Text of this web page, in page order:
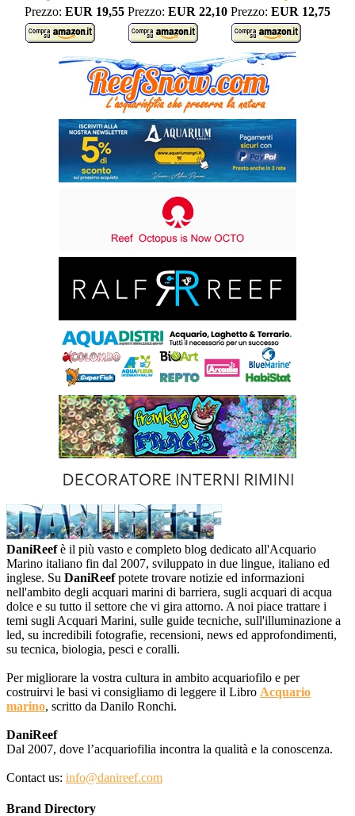
Prezzo: EUR 19,55 Prezzo: EUR 22,10 Prezzo: EUR 12,75
DaniReefè il più vasto e completo blog dedicato all'Acquario
Marino italiano fin dal 2007, sviluppato in due lingue, italiano ed
inglese. Su DaniReefpotete trovare notizie ed informazioni
nell'ambito degli acquari marini di barriera, sugli acquari di acqua
dolce e su tutto il settore che vi gira attorno. A noi piace trattare i
temi sugli Acquari Marini, sulle guide tecniche, sull'illuminazione a
led, su incredibili fotografie, recensioni, news ed approfondimenti,
su tecnica, biologia, pesci e coralli.
Per migliorare la vostra cultura in ambito acquariofilo e per
costruirvi le basi vi consigliamo di leggere il Libro Acquario
marino, scritto da Danilo Ronchi.
DaniReef
Dal 2007, dove l’acquariofilia incontra la qualità e la conoscenza.
Contact us: info@danireef.com
Brand Directory